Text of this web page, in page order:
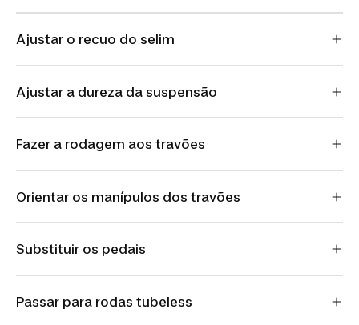
Ajustar o recuo do selim
Ajustar a dureza da suspensão
Fazer a rodagem aos travões
Orientar os manípulos dos travões
Substituir os pedais
Passar para rodas tubeless